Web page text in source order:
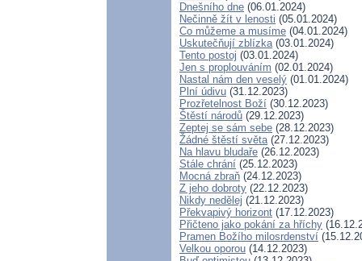
Dnešního dne (06.01.2024)
Nečinně žít v lenosti (05.01.2024)
Co můžeme a musíme (04.01.2024)
Uskutečňují zblízka(03.01.2024)
Tento postoj (03.01.2024)
Jen s proplouváním (02.01.2024)
Nastal nám den veselý (01.01.2024)
Plní údivu (31.12.2023)
Prozřetelnost Boží (30.12.2023)
Štěstí národů (29.12.2023)
Zeptej se sám sebe (28.12.2023)
Žádné štěstí světa(27.12.2023)
Na hlavu bludaře (26.12.2023)
Stále chrání (25.12.2023)
Mocná zbraň (24.12.2023)
Z jeho dobroty (22.12.2023)
Nikdy nedělej (21.12.2023)
Překvapivý horizont (17.12.2023)
Přičteno jako pokání za hříchy
Pramen Božího milosrdenství
Velkou oporou (14.12.2023)